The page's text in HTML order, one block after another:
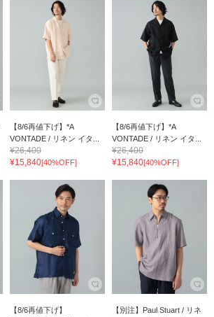
【8/6再値下げ】*A
VONTADE / リネン イタ...
¥26,400
¥15,840[40%OFF]
【8/6再値下げ】*A
VONTADE / リネン イタ...
¥26,400
¥15,840[40%OFF]
【8/6再値下げ】
【別注】Paul Stuart / リネ